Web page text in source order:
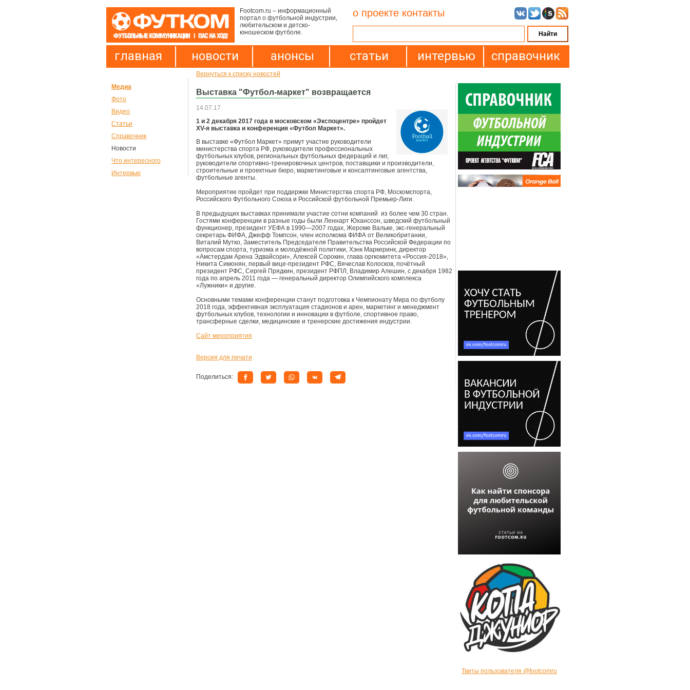
Footcom.ru – информационный
портал о футбольной индустрии,
любительском и детско-
юношеском футболе.
о проекте контакты
главная новости анонсы статьи интервью справочник
Медиа
Фото
Видео
Статьи
Справочник
Новости
Что интересного
Интервью
Вернуться к списку новостей
Выставка "Футбол-маркет" возвращается
14.07.17
1 и 2 декабря 2017 года в московском «Экспоцентре» пройдет
XV-я выставка и конференция «Футбол Маркет».
В выставке «Футбол Маркет» примут участие руководители
министерства спорта РФ, руководители профессиональных
футбольных клубов, региональных футбольных федераций и лиг,
руководители спортивно-тренировочных центров, поставщики и производители,
строительные и проектные бюро, маркетинговые и консалтинговые агентства,
футбольные агенты.
Мероприятие пройдет при поддержке Министерства спорта РФ, Москомспорта,
Российского Футбольного Союза и Российской футбольной Премьер-Лиги.
В предыдущих выставках принимали участие сотни компаний из более чем 30 стран.
Гостями конференции в разные годы были Леннарт Юханссон, шведский футбольный
функционер, президент УЕФА в 1990—2007 годах, Жероме Вальке, экс-генеральный
секретарь ФИФА, Джефф Томпсон, член исполкома ФИФА от Великобритании,
Виталий Мутко, Заместитель Председателя Правительства Российской Федерации по
вопросам спорта, туризма и молодёжной политики, Хэнк Маркеринк, директор
«Амстердам Арена Эдвайсори», Алексей Сорокин, глава оргкомитета «Россия-2018»,
Никита Симонян, первый вице-президент РФС, Вячеслав Колосков, почётный
президент РФС, Сергей Прядкин, президент РФПЛ, Владимир Алешин, с декабря 1982
года по апрель 2011 года — генеральный директор Олимпийского комплекса
«Лужники» и другие.
Основными темами конференции станут подготовка к Чемпионату Мира по футболу
2018 года, эффективная эксплуатация стадионов и арен, маркетинг и менеджмент
футбольных клубов, технологии и инновации в футболе, спортивное право,
трансферные сделки, медицинские и тренерские достижения индустрии.
Сайт мероприятия
Версия для печати
Поделиться:
Твиты пользователя @footcomru